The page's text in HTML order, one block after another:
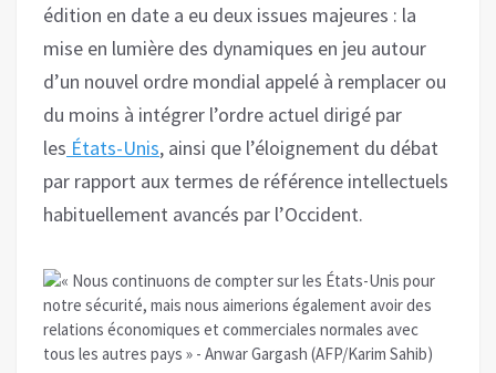
édition en date a eu deux issues majeures : la
mise en lumière des dynamiques en jeu autour
d’un nouvel ordre mondial appelé à remplacer ou
du moins à intégrer l’ordre actuel dirigé par
les États-Unis, ainsi que l’éloignement du débat
par rapport aux termes de référence intellectuels
habituellement avancés par l’Occident.